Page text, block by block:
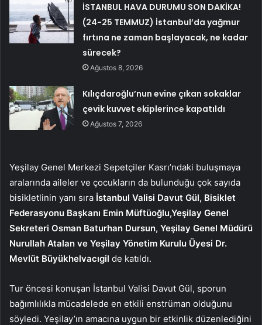
İSTANBUL HAVA DURUMU SON DAKİKA!
(24-25 TEMMUZ) İstanbul’da yağmur
fırtına ne zaman başlayacak, ne kadar
sürecek?
Ağustos 8, 2026
Kılıçdaroğlu’nun evine çıkan sokaklar
çevik kuvvet ekiplerince kapatıldı
Ağustos 7, 2026
Yeşilay Genel Merkezi Sepetçiler Kasrı’ndaki buluşmaya
aralarında aileler ve çocukların da bulunduğu çok sayıda
bisikletlinin yanı sıra İstanbul Valisi Davut Gül, Bisiklet
Federasyonu Başkanı Emin Müftüoğlu,Yeşilay Genel
Sekreteri Osman Baturhan Dursun, Yeşilay Genel Müdürü
Nurullah Atalan ve Yeşilay Yönetim Kurulu Üyesi Dr.
Mevlüt Büyükhelvacıgil de katıldı.
Tur öncesi konuşan İstanbul Valisi Davut Gül, sporun
bağımlılıkla mücadelede en etkili enstrüman olduğunu
söyledi. Yeşilay’ın amacına uygun bir etkinlik düzenlediğini